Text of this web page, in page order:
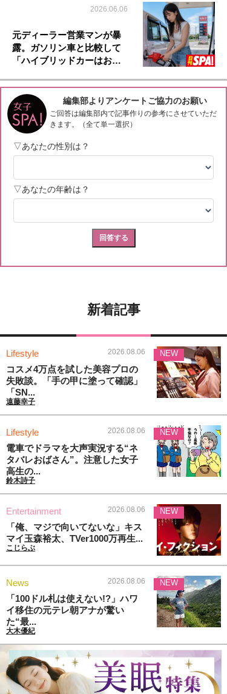
2026.06.06
元ディーラー営業マンが暴
露。ガソリン車と比較して
「ハイブリッドカーはお…
新着記事
Lifestyle 2026.08.06
コスメ4万点を試した美容プロの
失敗談。「手の甲に塗って確認」
「SN...
遠藤幸子
NEW
Lifestyle 2026.08.06
電車でドラマを大声実況する“ネ
タバレおばさん”。注意した女子
高生の...
鈴木詩子
NEW
Entertainment 2026.08.06
「俺、マジで向いてないな」キス
マイ玉森裕太、TVer1000万再生...
こじらぶ
NEW
News 2026.08.06
「100ドル札は使えない!?」ハワ
イ移住の元テレ朝アナが驚い
た“最...
大木優紀
NEW